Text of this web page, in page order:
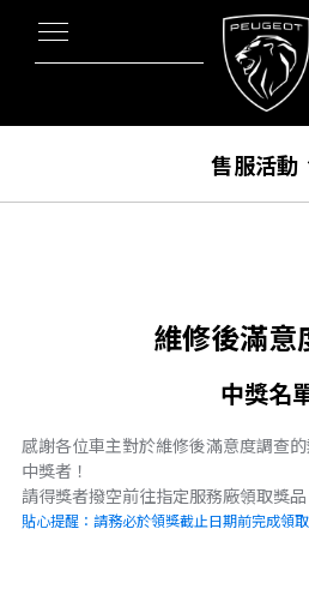
售服活動
維修後滿意
中獎名
感謝各位車主對於維修後滿意度調查
中獎者！
請得獎者撥空前往指定服務廠領取獎品
貼心提醒：請務必於領獎截止日期前完成領